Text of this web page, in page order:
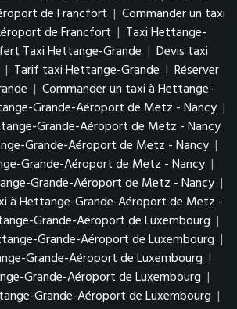
de Francfort | Commander un taxi
de Francfort | Taxi Hettange-
Taxi Hettange-Grande | Devis taxi
| Tarif taxi Hettange-Grande | Réserver
| Commander un taxi à Hettange-
Grande-Aéroport de Metz - Nancy |
Grande-Aéroport de Metz - Nancy
Grande-Aéroport de Metz - Nancy |
Grande-Aéroport de Metz - Nancy |
Grande-Aéroport de Metz - Nancy |
à Hettange-Grande-Aéroport de Metz -
Grande-Aéroport de Luxembourg |
Grande-Aéroport de Luxembourg |
Grande-Aéroport de Luxembourg |
Grande-Aéroport de Luxembourg |
Grande-Aéroport de Luxembourg |